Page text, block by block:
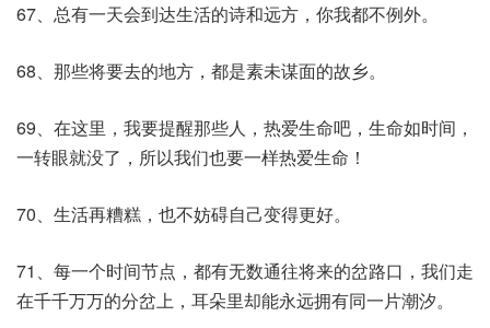
67、总有一天会到达生活的诗和远方，你我都不例外。
68、那些将要去的地方，都是素未谋面的故乡。
69、在这里，我要提醒那些人，热爱生命吧，生命如时间，
一转眼就没了，所以我们也要一样热爱生命！
70、生活再糟糕，也不妨碍自己变得更好。
71、每一个时间节点，都有无数通往将来的岔路口，我们走
在千千万万的分岔上，耳朵里却能永远拥有同一片潮汐。